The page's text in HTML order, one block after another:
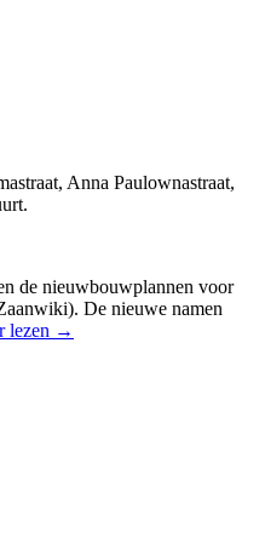
Anna Paulownastraat,
de nieuwbouwplannen voor
De nieuwe namen
lezen →